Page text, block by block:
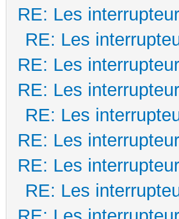
RE: Les
RE: Les
RE: Les
RE: Les
RE: Les
RE: Les
RE: Les
RE: Les